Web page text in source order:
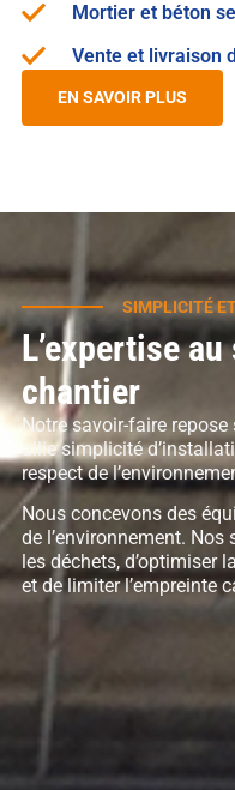
Mortier et béton
Vente et livraison
EN SAVOIR PLUS
SIMPLICITÉ
L’expertise
chantier
Notre savoir-faire
allie simplicité
respect de
Nous concevons des
de l’environnement.
les déchets, d’optimiser
et de limiter l’empreinte